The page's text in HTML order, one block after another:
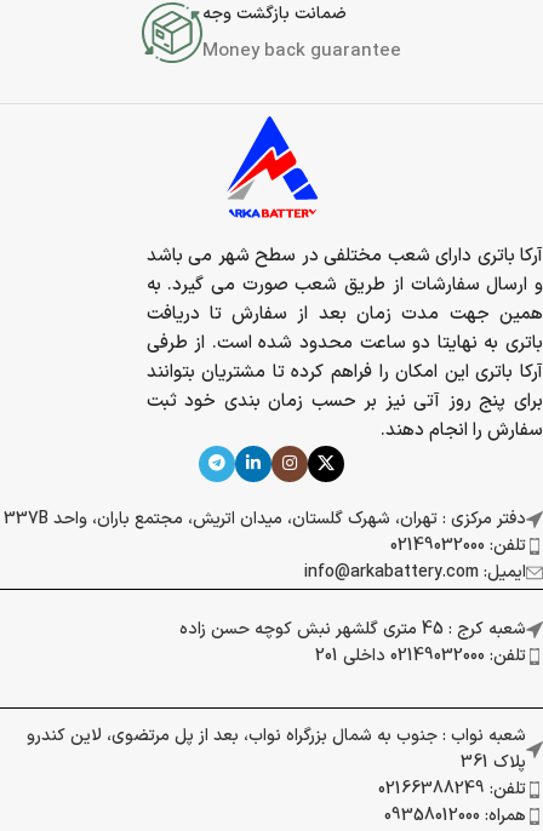
ضمانت بازگشت وجه
Money back guarantee
آرکا باتری دارای شعب مختلفی در سطح شهر می باشد
و ارسال سفارشات از طریق شعب صورت می گیرد. به
همین جهت مدت زمان بعد از سفارش تا دریافت
باتری به نهایتا دو ساعت محدود شده است. از طرفی
آرکا باتری این امکان را فراهم کرده تا مشتریان بتوانند
برای پنج روز آتی نیز بر حسب زمان بندی خود ثبت
سفارش را انجام دهند.
دفتر مرکزی : تهران، شهرک گلستان، میدان اتریش، مجتمع باران، واحد 337B
تلفن: 02149032000
ایمیل: info@arkabattery.com
شعبه کرج : 45 متری گلشهر نبش کوچه حسن زاده
تلفن: 02149032000 داخلی 201
شعبه نواب : جنوب به شمال بزرگراه نواب، بعد از پل مرتضوی، لاین کندرو
پلاک 361
تلفن: 02166388249
همراه: 09358012000